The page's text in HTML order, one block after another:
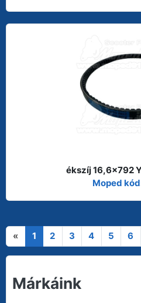
ékszíj 16,6x792
Moped
« 1 2 3 4 5 6
Márkáink